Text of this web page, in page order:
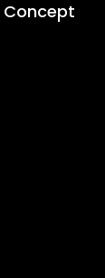
Concept